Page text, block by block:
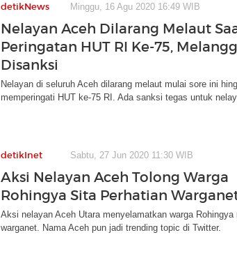
detikNews Minggu, 16 Agu 2020 16:49 WIB
Nelayan Aceh Dilarang Melaut
Peringatan HUT RI Ke-75,
Disanksi
Nelayan di seluruh Aceh dilarang melaut mulai sore ini
memperingati HUT ke-75 RI. Ada sanksi tegas untuk
detikInet Sabtu, 27 Jun 2020 11:30 WIB
Aksi Nelayan Aceh Tolong Warga
Rohingya Sita Perhatian
Aksi nelayan Aceh Utara menyelamatkan warga Rohingya
warganet. Nama Aceh pun jadi trending topic di Twitter.